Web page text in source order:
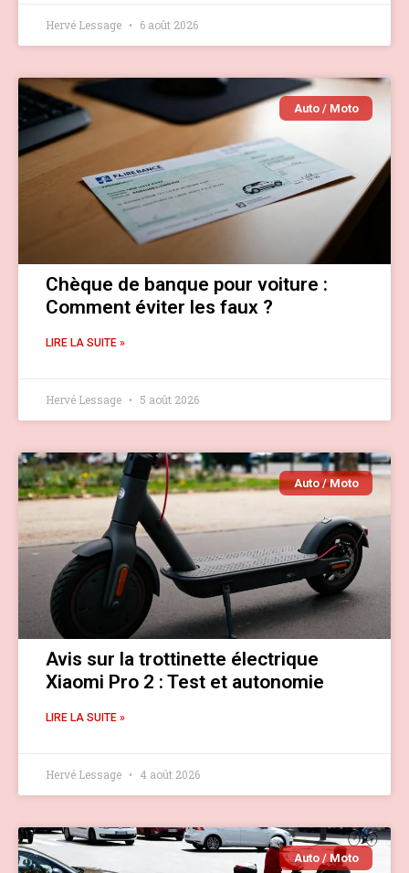
Hervé Lessage 6 août 2026
Auto / Moto
Chèque de banque pour voiture :
Comment éviter les faux ?
LIRE LA SUITE »
Hervé Lessage 5 août 2026
Auto / Moto
Avis sur la trottinette électrique
Xiaomi Pro 2 : Test et autonomie
LIRE LA SUITE »
Hervé Lessage 4 août 2026
Auto / Moto